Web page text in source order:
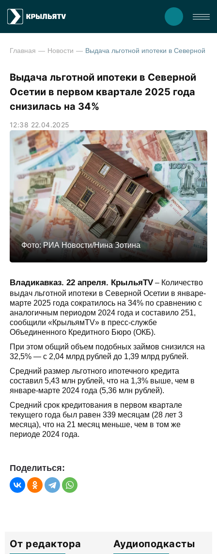
Главная Новости
Выдача льготной ипотеки в Северной
Осетии в первом квартале 2025 года
снизилась на 34%
12:38 22.04.2025
Фото: РИА Новости/Нина Зотина
Владикавказ. 22 апреля. КрыльяTV – Количество
выдач льготной ипотеки в Северной Осетии в январе-
марте 2025 года сократилось на 34% по сравнению с
аналогичным периодом 2024 года и составило 251,
сообщили «КрыльямTV» в пресс-службе
Объединенного Кредитного Бюро (ОКБ).
При этом общий объем подобных займов снизился на
32,5% — с 2,04 млрд рублей до 1,39 млрд рублей.
Средний размер льготного ипотечного кредита
составил 5,43 млн рублей, что на 1,3% выше, чем в
январе-марте 2024 года (5,36 млн рублей).
Средний срок кредитования в первом квартале
текущего года был равен 339 месяцам (28 лет 3
месяца), что на 21 месяц меньше, чем в том же
периоде 2024 года.
Поделиться:
От редактора Аудиоподкасты